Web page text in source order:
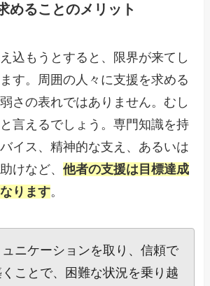
めることのメリット
込もうとすると、限界が来てし
す。周囲の人々に支援を求める
さの表れではありません。むし
言えるでしょう。専門知識を持
イス、精神的な支え、あるいは
けなど、他者の支援は目標達成
ります。
ニケーションを取り、信頼で
ことで、困難な状況を乗り越